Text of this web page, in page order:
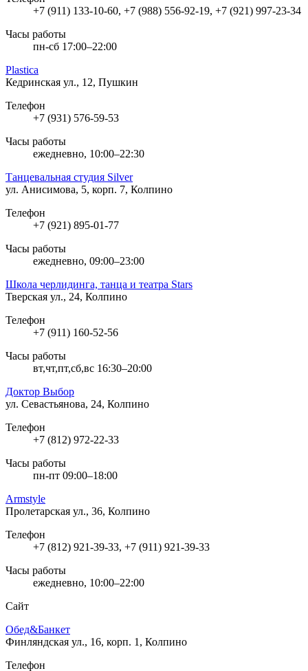
+7 (911) 133-10-60, +7 (988) 556-92-19, +7 (921) 997-23-34
Часы работы
пн-сб 17:00–22:00
Plastica
Кедринская ул., 12, Пушкин
Телефон
+7 (931) 576-59-53
Часы работы
ежедневно, 10:00–22:30
Танцевальная студия Silver
ул. Анисимова, 5, корп. 7, Колпино
Телефон
+7 (921) 895-01-77
Часы работы
ежедневно, 09:00–23:00
Школа черлидинга, танца и театра Stars
Тверская ул., 24, Колпино
Телефон
+7 (911) 160-52-56
Часы работы
вт,чт,пт,сб,вс 16:30–20:00
Доктор Выбор
ул. Севастьянова, 24, Колпино
Телефон
+7 (812) 972-22-33
Часы работы
пн-пт 09:00–18:00
Armstyle
Пролетарская ул., 36, Колпино
Телефон
+7 (812) 921-39-33, +7 (911) 921-39-33
Часы работы
ежедневно, 10:00–22:00
Сайт
Обед&Банкет
Финляндская ул., 16, корп. 1, Колпино
Телефон